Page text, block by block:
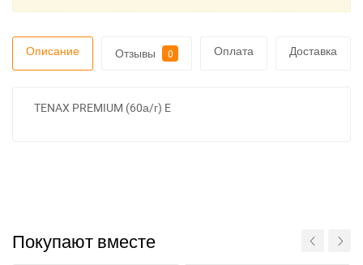
Описание Отзывы 0 Оплата Доставка
TENAX PREMIUM (60а/г) E
Покупают вместе